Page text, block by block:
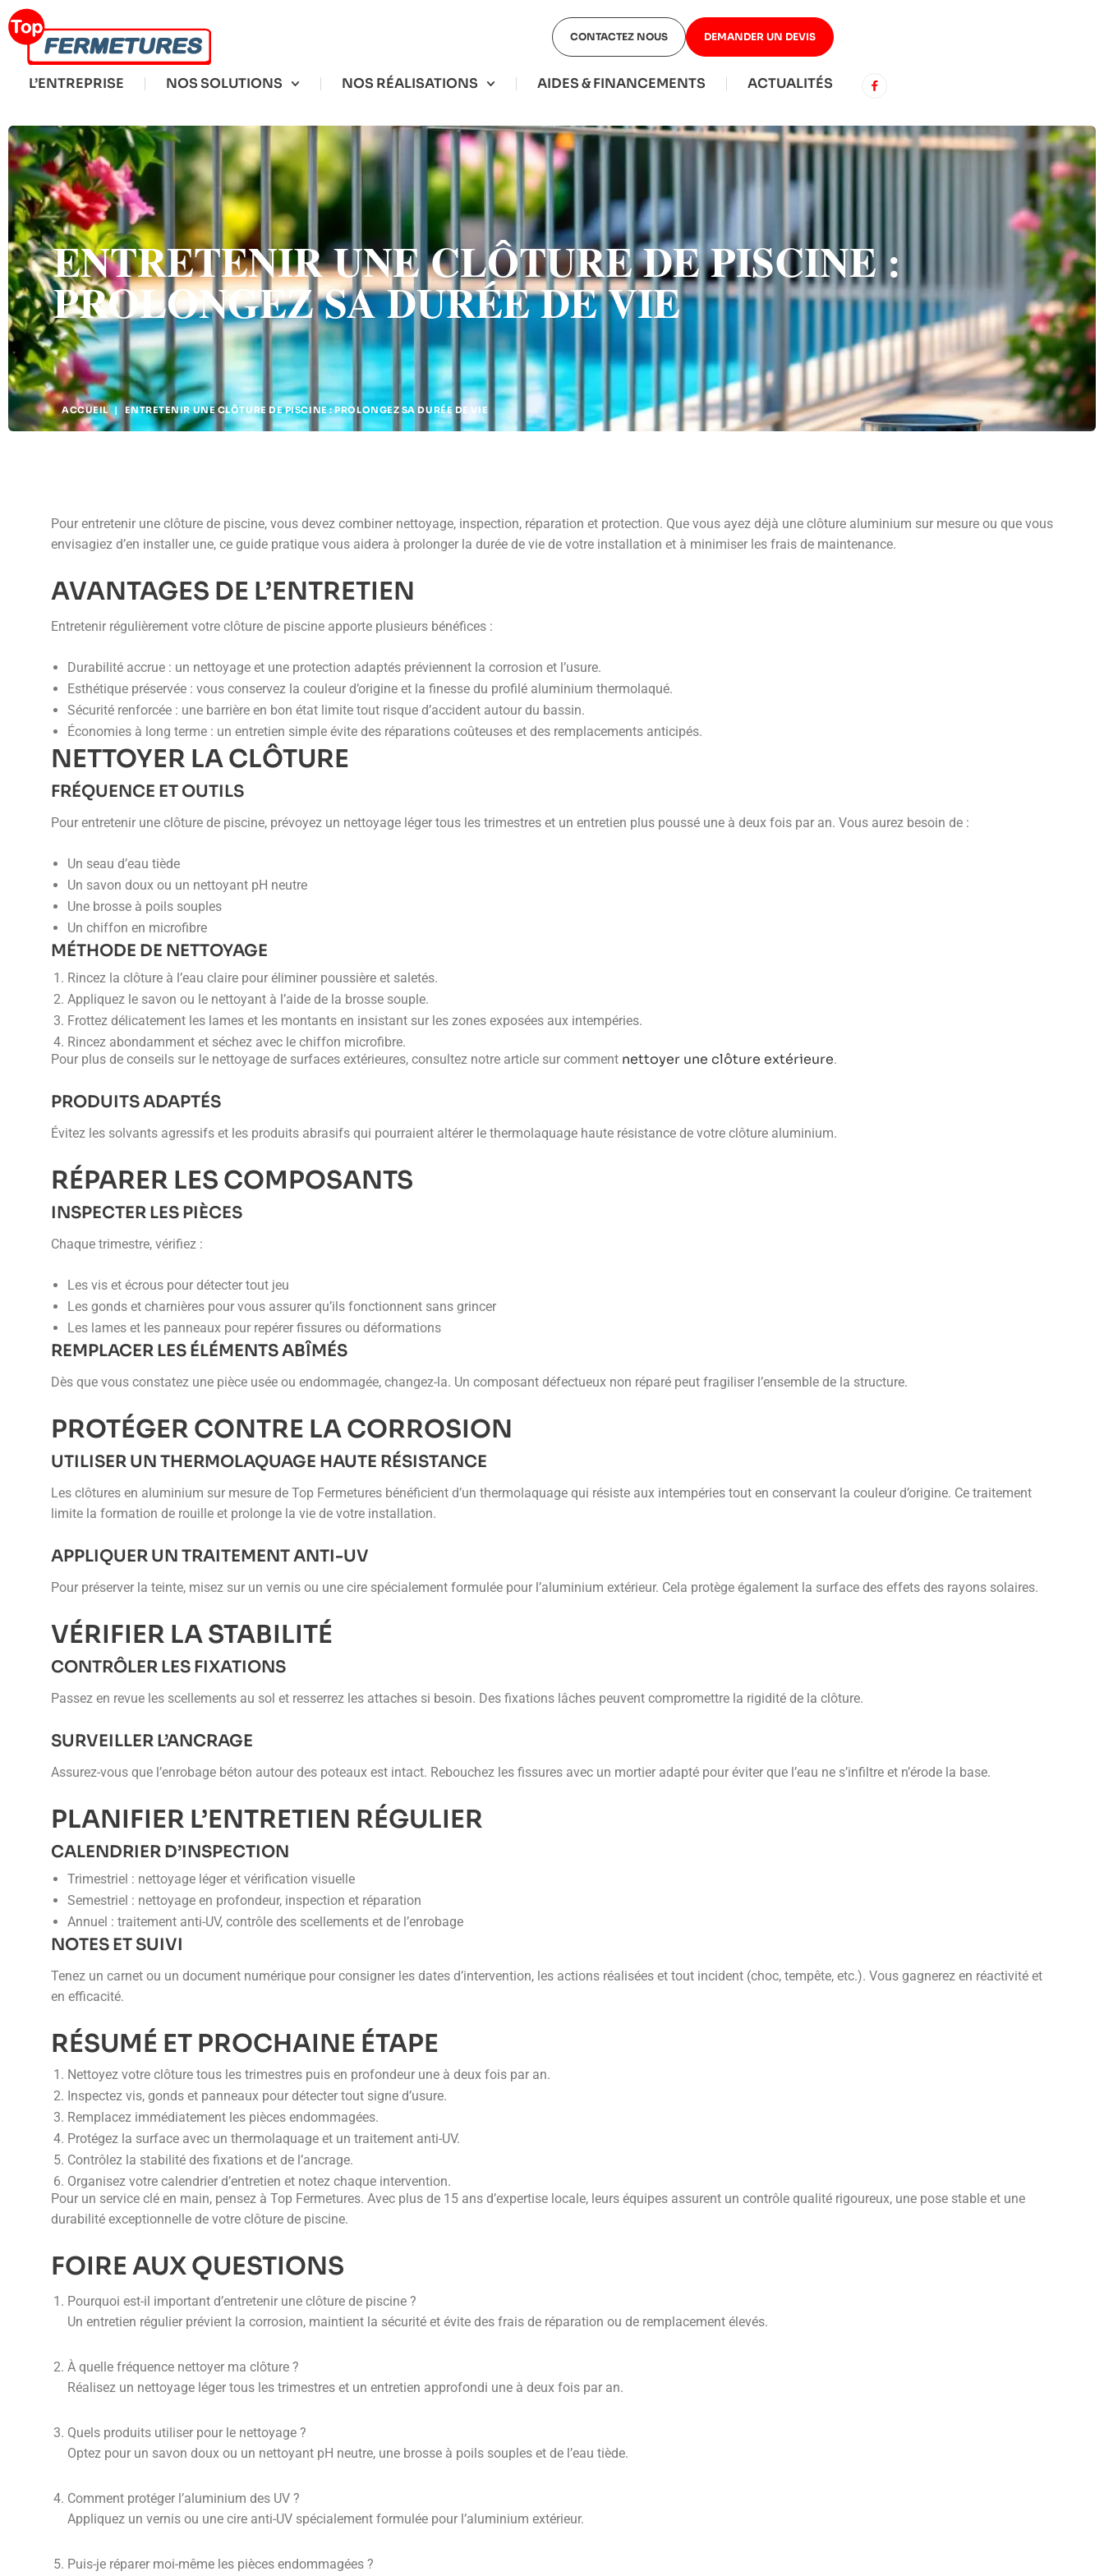
CONTACTEZ NOUS DEMANDER UN DEVIS
L’ENTREPRISE NOS SOLUTIONS NOS RÉALISATIONS AIDES & FINANCEMENTS ACTUALITÉS
ENTRETENIR UNE CLÔTURE DE PISCINE :
PROLONGEZ SA DURÉE DE VIE
ACCUEIL | ENTRETENIR UNE CLÔTURE DE PISCINE : PROLONGEZ SA DURÉE DE VIE
Pour entretenir une clôture de piscine, vous devez combiner nettoyage, inspection, réparation et protection. Que vous ayez déjà une clôture aluminium sur mesure ou que vous
envisagiez d’en installer une, ce guide pratique vous aidera à prolonger la durée de vie de votre installation et à minimiser les frais de maintenance.
AVANTAGES DE L’ENTRETIEN
Entretenir régulièrement votre clôture de piscine apporte plusieurs bénéfices :
Durabilité accrue : un nettoyage et une protection adaptés préviennent la corrosion et l’usure.
Esthétique préservée : vous conservez la couleur d’origine et la finesse du profilé aluminium thermolaqué.
Sécurité renforcée : une barrière en bon état limite tout risque d’accident autour du bassin.
Économies à long terme : un entretien simple évite des réparations coûteuses et des remplacements anticipés.
NETTOYER LA CLÔTURE
FRÉQUENCE ET OUTILS
Pour entretenir une clôture de piscine, prévoyez un nettoyage léger tous les trimestres et un entretien plus poussé une à deux fois par an. Vous aurez besoin de :
Un seau d’eau tiède
Un savon doux ou un nettoyant pH neutre
Une brosse à poils souples
Un chiffon en microfibre
MÉTHODE DE NETTOYAGE
Rincez la clôture à l’eau claire pour éliminer poussière et saletés.
Appliquez le savon ou le nettoyant à l’aide de la brosse souple.
Frottez délicatement les lames et les montants en insistant sur les zones exposées aux intempéries.
Rincez abondamment et séchez avec le chiffon microfibre.
Pour plus de conseils sur le nettoyage de surfaces extérieures, consultez notre article sur comment nettoyer une clôture extérieure.
PRODUITS ADAPTÉS
Évitez les solvants agressifs et les produits abrasifs qui pourraient altérer le thermolaquage haute résistance de votre clôture aluminium.
RÉPARER LES COMPOSANTS
INSPECTER LES PIÈCES
Chaque trimestre, vérifiez :
Les vis et écrous pour détecter tout jeu
Les gonds et charnières pour vous assurer qu’ils fonctionnent sans grincer
Les lames et les panneaux pour repérer fissures ou déformations
REMPLACER LES ÉLÉMENTS ABÎMÉS
Dès que vous constatez une pièce usée ou endommagée, changez-la. Un composant défectueux non réparé peut fragiliser l’ensemble de la structure.
PROTÉGER CONTRE LA CORROSION
UTILISER UN THERMOLAQUAGE HAUTE RÉSISTANCE
Les clôtures en aluminium sur mesure de Top Fermetures bénéficient d’un thermolaquage qui résiste aux intempéries tout en conservant la couleur d’origine. Ce traitement
limite la formation de rouille et prolonge la vie de votre installation.
APPLIQUER UN TRAITEMENT ANTI-UV
Pour préserver la teinte, misez sur un vernis ou une cire spécialement formulée pour l’aluminium extérieur. Cela protège également la surface des effets des rayons solaires.
VÉRIFIER LA STABILITÉ
CONTRÔLER LES FIXATIONS
Passez en revue les scellements au sol et resserrez les attaches si besoin. Des fixations lâches peuvent compromettre la rigidité de la clôture.
SURVEILLER L’ANCRAGE
Assurez-vous que l’enrobage béton autour des poteaux est intact. Rebouchez les fissures avec un mortier adapté pour éviter que l’eau ne s’infiltre et n’érode la base.
PLANIFIER L’ENTRETIEN RÉGULIER
CALENDRIER D’INSPECTION
Trimestriel : nettoyage léger et vérification visuelle
Semestriel : nettoyage en profondeur, inspection et réparation
Annuel : traitement anti-UV, contrôle des scellements et de l’enrobage
NOTES ET SUIVI
Tenez un carnet ou un document numérique pour consigner les dates d’intervention, les actions réalisées et tout incident (choc, tempête, etc.). Vous gagnerez en réactivité et
en efficacité.
RÉSUMÉ ET PROCHAINE ÉTAPE
Nettoyez votre clôture tous les trimestres puis en profondeur une à deux fois par an.
Inspectez vis, gonds et panneaux pour détecter tout signe d’usure.
Remplacez immédiatement les pièces endommagées.
Protégez la surface avec un thermolaquage et un traitement anti-UV.
Contrôlez la stabilité des fixations et de l’ancrage.
Organisez votre calendrier d’entretien et notez chaque intervention.
Pour un service clé en main, pensez à Top Fermetures. Avec plus de 15 ans d’expertise locale, leurs équipes assurent un contrôle qualité rigoureux, une pose stable et une
durabilité exceptionnelle de votre clôture de piscine.
FOIRE AUX QUESTIONS
Pourquoi est-il important d’entretenir une clôture de piscine ?
Un entretien régulier prévient la corrosion, maintient la sécurité et évite des frais de réparation ou de remplacement élevés.
À quelle fréquence nettoyer ma clôture ?
Réalisez un nettoyage léger tous les trimestres et un entretien approfondi une à deux fois par an.
Quels produits utiliser pour le nettoyage ?
Optez pour un savon doux ou un nettoyant pH neutre, une brosse à poils souples et de l’eau tiède.
Comment protéger l’aluminium des UV ?
Appliquez un vernis ou une cire anti-UV spécialement formulée pour l’aluminium extérieur.
Puis-je réparer moi-même les pièces endommagées ?